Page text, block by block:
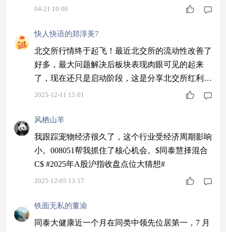
和AI应用等题材活跃,引领"春季躁动"行情。2月底,
发全球通胀担忧,市场避险情绪浓厚,资金涌向能源
与红利板块。A股受此外部利空影响,市场震荡下
行。 本报告期,沪深300指数下跌3.89%,中证500指
数上涨2.03%
04-21 19:00
快人快语的郑淳美7
北交所行情终于起飞！最近北交所的流动性改善了
好多，最大问题解决后板块表现肉眼可见的起来
了，现在还只是启动阶段，这是分享北交所红利的
好机会啊！今天加仓一波！$同泰远见混合C$ #
2025-12-11 15:01
风栖山羊
我跟踪宠物经济很久了，这个行业受经济周期影响
小。008051帮我抓住了核心机会。$同泰慧择混合
C$ #2025年A股沪指收盘点位大猜想#
2025-12-05 13:17
铁面无私的董渝
同泰大健康近一个月在同类中领先位居第一，7 月